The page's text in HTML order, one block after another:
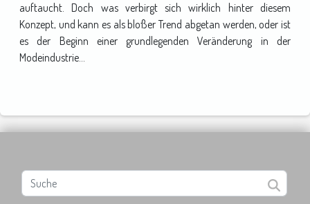
auftaucht. Doch was verbirgt sich wirklich hinter diesem
Konzept, und kann es als bloßer Trend abgetan werden, oder ist
es der Beginn einer grundlegenden Veränderung in der
Modeindustrie...